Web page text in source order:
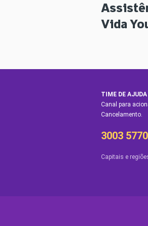
Vida
TIME DE AJUDA
Canal para
Cancelamento.
3003 5770
Capitais e